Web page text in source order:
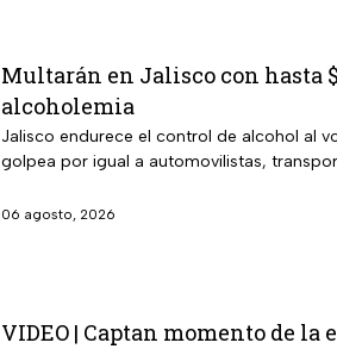
Multarán en Jalisco con hasta
alcoholemia
Jalisco endurece el control de alcohol al
golpea por igual a automovilistas,
06 agosto, 2026
VIDEO | Captan momento de la